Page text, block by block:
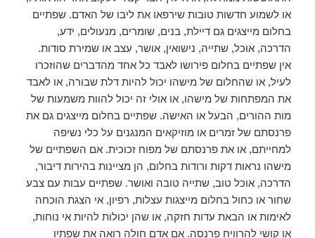
או לשמוע חדשות טובות שירפאו את ליבו של האדם. שפתיים
בחלום מייצגים גם דיילת, בנים, שומרים, מנעולים, ידע,
הדרכה, אוכל, שתייה, נישואין, אושר, עצב או שמירת סודות.
אין שפתיים בחלום פירושו לאבד כל אחד מהדברים שהוזכרו
לעיל, או שהחלום של מישהו יכול להיות דלת שבורה, או לאבד
את המפתחות של מישהו, או אולי זה יכול להוות משמעות של
מות ההורים, הבעל או האישה. שפתיים בחלום מייצגים גם את
פרנסתם של זמרים או מוזיקאים המנגנים על כלי נשיפה
למחייתם, או את פרנסתם של מפוח זכוכית. אם השפתיים של
מישהו נראות דקות ורודות בחלום, הן מציינות בהירות דיבור,
הדרכה, אוכל טוב, שתייה טובה ואושר. שפתיים עבות עם צבע
שחור או כחול בחלום מייצגות עצלות, רפיון, אי הצגת הוכחה
לאימות או הבאת עדות חזקה, או שהן יכולות להיות אי נוחות,
או קושי להרוויח פרנסה. אם אדם חולה רואה את שפתיו